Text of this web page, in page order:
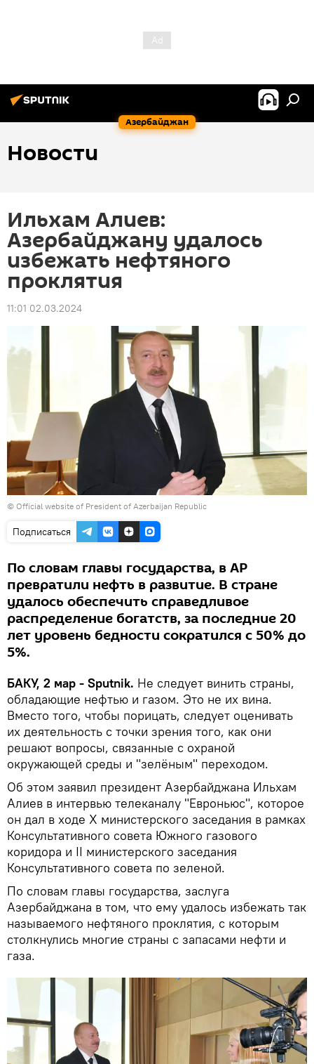
Азербайджан
Новости
Ильхам Алиев:
Азербайджану удалось
избежать нефтяного
проклятия
11:01 02.03.2024
© Official website of President of Azerbaijan Republic
Подписаться
По словам главы государства, в АР
превратили нефть в развитие. В стране
удалось обеспечить справедливое
распределение богатств, за последние 20
лет уровень бедности сократился с 50% до
5%.
БАКУ, 2 мар - Sputnik. Не следует винить страны,
обладающие нефтью и газом. Это не их вина.
Вместо того, чтобы порицать, следует оценивать
их деятельность с точки зрения того, как они
решают вопросы, связанные с охраной
окружающей среды и "зелёным" переходом.
Об этом заявил президент Азербайджана Ильхам
Алиев в интервью телеканалу "Евроньюс", которое
он дал в ходе Х министерского заседания в рамках
Консультативного совета Южного газового
коридора и II министерского заседания
Консультативного совета по зеленой.
По словам главы государства, заслуга
Азербайджана в том, что ему удалось избежать так
называемого нефтяного проклятия, с которым
столкнулись многие страны с запасами нефти и
газа.